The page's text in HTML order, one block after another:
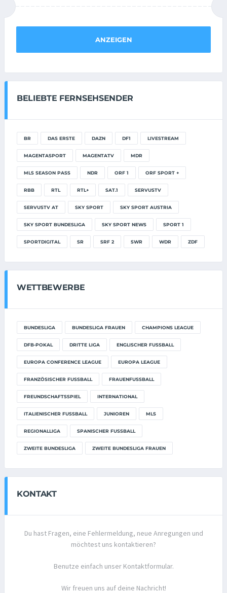
ANZEIGEN
BELIEBTE FERNSEHSENDER
BR DAS ERSTE DAZN DF1 LIVESTREAM
MAGENTASPORT MAGENTATV MDR
MLS SEASON PASS NDR ORF 1 ORF SPORT +
RBB RTL RTL+ SAT.1 SERVUSTV
SERVUSTV AT SKY SPORT SKY SPORT AUSTRIA
SKY SPORT BUNDESLIGA SKY SPORT NEWS SPORT 1
SPORTDIGITAL SR SRF 2 SWR WDR ZDF
WETTBEWERBE
BUNDESLIGA BUNDESLIGA FRAUEN CHAMPIONS LEAGUE
DFB-POKAL DRITTE LIGA ENGLISCHER FUSSBALL
EUROPA CONFERENCE LEAGUE EUROPA LEAGUE
FRANZÖSISCHER FUSSBALL FRAUENFUSSBALL
FREUNDSCHAFTSSPIEL INTERNATIONAL
ITALIENISCHER FUSSBALL JUNIOREN MLS
REGIONALLIGA SPANISCHER FUSSBALL
ZWEITE BUNDESLIGA ZWEITE BUNDESLIGA FRAUEN
KONTAKT
Du hast Fragen, eine Fehlermeldung, neue Anregungen und
möchtest uns kontaktieren?
Benutze einfach unser Kontaktformular.
Wir freuen uns auf deine Nachricht!